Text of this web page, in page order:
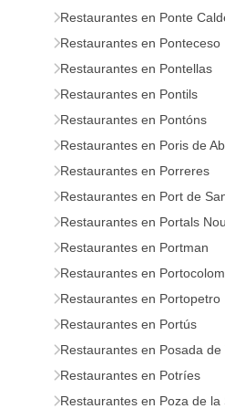
Restaurantes en Ponte
Restaurantes en Ponteceso
Restaurantes en Pontellas
Restaurantes en Pontils
Restaurantes en Pontóns
Restaurantes en Poris de
Restaurantes en Porreres
Restaurantes en Port de
Restaurantes en Portals
Restaurantes en Portman
Restaurantes en Portocolom
Restaurantes en Portopetro
Restaurantes en Portús
Restaurantes en Posada de
Restaurantes en Potríes
Restaurantes en Poza de la